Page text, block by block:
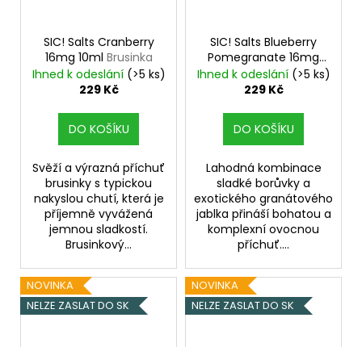
SIC! Salts Cranberry
16mg 10ml Brusinka
Ihned k odeslání (>5 ks)
229 Kč
DO KOŠÍKU
Svěží a výrazná příchuť
brusinky s typickou
nakyslou chutí, která je
příjemně vyvážená
jemnou sladkostí.
Brusinkový...
SIC! Salts Blueberry
Pomegranate 16mg
10mlBorůvka a
granátové jablko
Ihned k odeslání (>5 ks)
229 Kč
DO KOŠÍKU
Lahodná kombinace
sladké borůvky a
exotického granátového
jablka přináší bohatou a
komplexní ovocnou
příchuť....
NOVINKA
NELZE ZASLAT DO SK
NOVINKA
NELZE ZASLAT DO SK